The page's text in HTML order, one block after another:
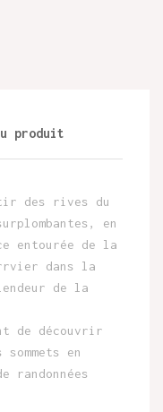
produit
des rives du
en
entourée de la
dans la
de la
de découvrir
en
randonnées